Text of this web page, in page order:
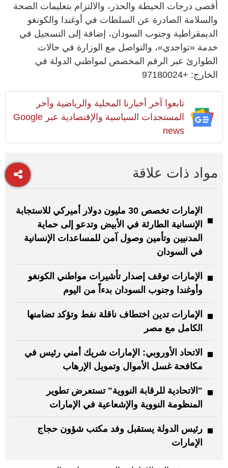
أقصى درجات الحيطة والحذر، والالتزام بتعليمات الصحة
والسلامة الصادرة عن السلطات في أوغندا والكونغو
الديمقراطية وجنوب السودان، إضافة إلى التسجيل في
خدمة «تواجدي»، والتواصل مع الوزارة في حالات
الطوارئ عبر الرقم المخصص لمواطني الدولة في
الخارج: +97180024
تابعوا آخر أخبارنا المحلية والرياضية وآخر
المستجدات السياسية والإقتصادية عبر Google
news
مواد ذات علاقة
الإمارات تخصص 30 مليون دولار أميركي للاستجابة
الإنسانية الطارئة في الأبيض وتدعو إلى حماية
المدنيين وتأمين وصول آمن للمساعدات الإنسانية
في السودان
الإمارات توقف إصدار تأشيرات مواطني الكونغو
وأوغندا وجنوب السودان بدءاً من اليوم
الإمارات تدين اختطاف ناقلة نفط وتؤكد تضامنها
الكامل مع مصر
الاتحاد الأوروبي: الإمارات شريك أمني رئيس في
مكافحة غسل الأموال وتمويل الإرهاب
"الاتحادية للرقابة النووية" تستعرض تطوير
المنظومة النووية والإشعاعية في الإمارات
رئيس الدولة يستقبل وفد مكتب شؤون حجاج
الإمارات